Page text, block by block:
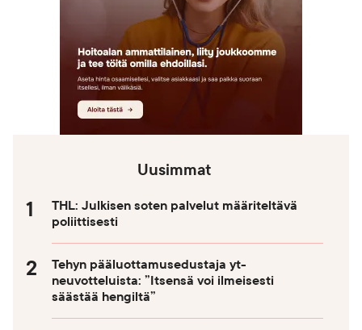
Uusimmat
THL: Julkisen soten palvelut määriteltävä
poliittisesti
Tehyn pääluottamusedustaja yt-
neuvotteluista: ”Itsensä voi ilmeisesti
säästää hengiltä”